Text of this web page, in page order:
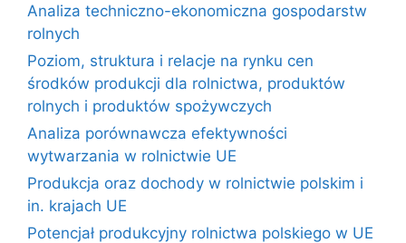
Analiza techniczno-ekonomiczna gospodarstw
rolnych
Poziom, struktura i relacje na rynku cen
środków produkcji dla rolnictwa, produktów
rolnych i produktów spożywczych
Analiza porównawcza efektywności
wytwarzania w rolnictwie UE
Produkcja oraz dochody w rolnictwie polskim i
in. krajach UE
Potencjał produkcyjny rolnictwa polskiego w UE